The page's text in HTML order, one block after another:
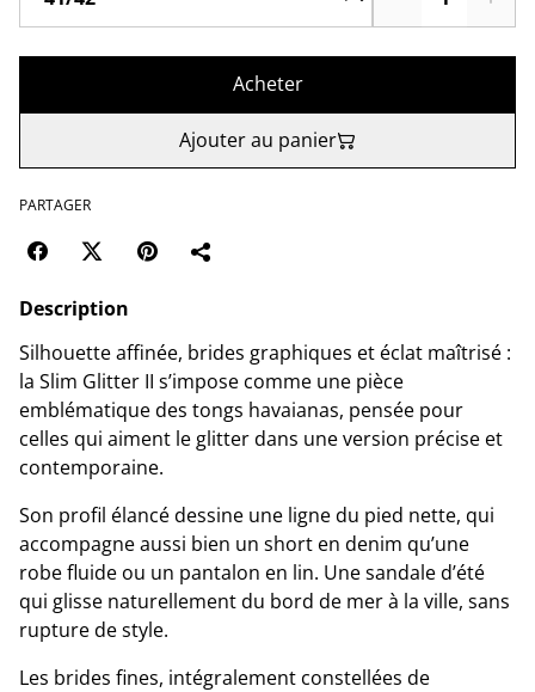
Acheter
Ajouter au panier
PARTAGER
Description
Silhouette affinée, brides graphiques et éclat maîtrisé :
la Slim Glitter II s’impose comme une pièce
emblématique des tongs havaianas, pensée pour
celles qui aiment le glitter dans une version précise et
contemporaine.
Son profil élancé dessine une ligne du pied nette, qui
accompagne aussi bien un short en denim qu’une
robe fluide ou un pantalon en lin. Une sandale d’été
qui glisse naturellement du bord de mer à la ville, sans
rupture de style.
Les brides fines, intégralement constellées de